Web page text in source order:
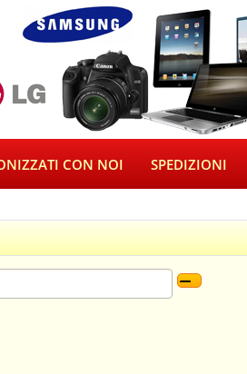
CON NOI SPEDIZIONI